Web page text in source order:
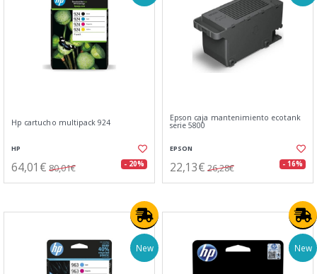
Hp cartucho multipack 924
HP
64,01€ 80,01€ - 20%
Epson caja mantenimiento ecotank
serie 5800
EPSON
22,13€ 26,28€ - 16%
New New